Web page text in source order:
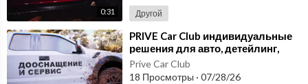
0:31 Другой
⁣PRIVE Car Club индивидуальные
решения для авто, детейлинг,
тюнинг и сервис в Москве
Prive Car Club
18 Просмотры · 07/28/26